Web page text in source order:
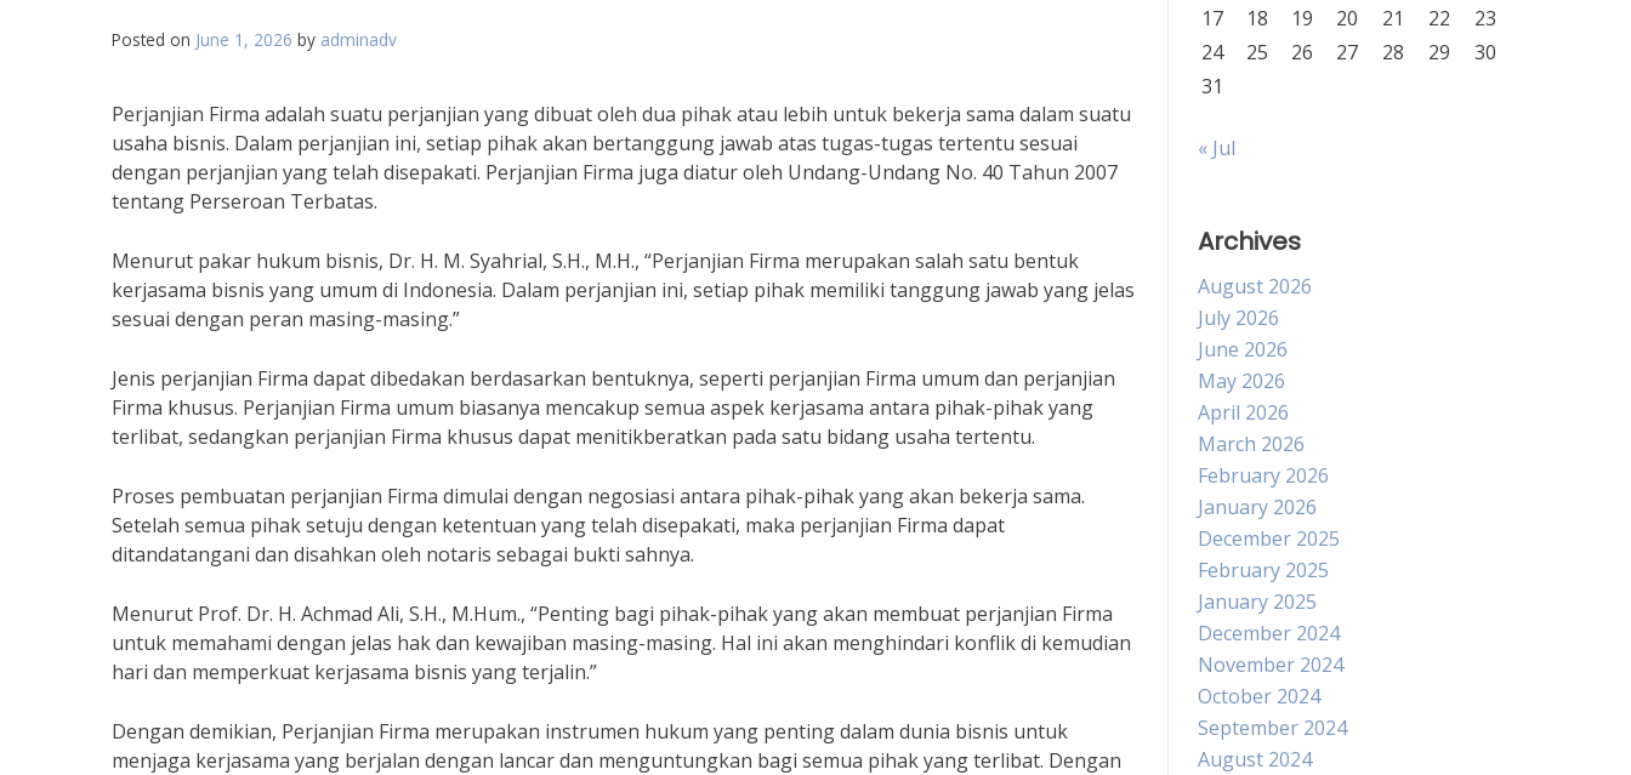
Posted on June 1, 2026 by adminadv
Perjanjian Firma adalah suatu perjanjian yang dibuat oleh dua pihak atau lebih untuk bekerja sama dalam suatu
usaha bisnis. Dalam perjanjian ini, setiap pihak akan bertanggung jawab atas tugas-tugas tertentu sesuai
dengan perjanjian yang telah disepakati. Perjanjian Firma juga diatur oleh Undang-Undang No. 40 Tahun 2007
tentang Perseroan Terbatas.
Menurut pakar hukum bisnis, Dr. H. M. Syahrial, S.H., M.H., “Perjanjian Firma merupakan salah satu bentuk
kerjasama bisnis yang umum di Indonesia. Dalam perjanjian ini, setiap pihak memiliki tanggung jawab yang jelas
sesuai dengan peran masing-masing.”
Jenis perjanjian Firma dapat dibedakan berdasarkan bentuknya, seperti perjanjian Firma umum dan perjanjian
Firma khusus. Perjanjian Firma umum biasanya mencakup semua aspek kerjasama antara pihak-pihak yang
terlibat, sedangkan perjanjian Firma khusus dapat menitikberatkan pada satu bidang usaha tertentu.
Proses pembuatan perjanjian Firma dimulai dengan negosiasi antara pihak-pihak yang akan bekerja sama.
Setelah semua pihak setuju dengan ketentuan yang telah disepakati, maka perjanjian Firma dapat
ditandatangani dan disahkan oleh notaris sebagai bukti sahnya.
Menurut Prof. Dr. H. Achmad Ali, S.H., M.Hum., “Penting bagi pihak-pihak yang akan membuat perjanjian Firma
untuk memahami dengan jelas hak dan kewajiban masing-masing. Hal ini akan menghindari konflik di kemudian
hari dan memperkuat kerjasama bisnis yang terjalin.”
Dengan demikian, Perjanjian Firma merupakan instrumen hukum yang penting dalam dunia bisnis untuk
menjaga kerjasama yang berjalan dengan lancar dan menguntungkan bagi semua pihak yang terlibat. Dengan
17
18 19 20 21 22
23
24
25 26 27 28 29
30
31
« Jul
Archives
August 2026
July 2026
June 2026
May 2026
April 2026
March 2026
February 2026
January 2026
December 2025
February 2025
January 2025
December 2024
November 2024
October 2024
September 2024
August 2024